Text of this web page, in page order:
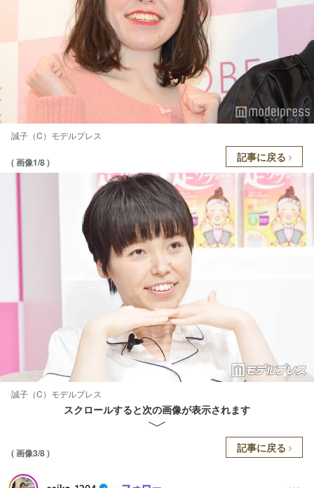
誠子（C）モデルプレス
( 画像1/8 ) 記事に戻る
誠子（C）モデルプレス
スクロールすると次の画像が表示されます
( 画像3/8 ) 記事に戻る